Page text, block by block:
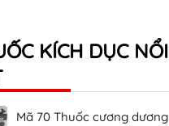
KÍCH DỤC NỔI
Mã 70 Thuốc cương dương